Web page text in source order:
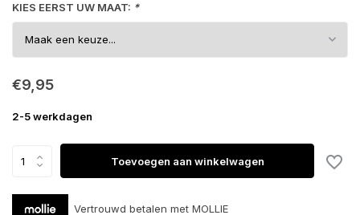
KIES EERST UW MAAT: *
€9,95
2-5 werkdagen
Toevoegen aan winkelwagen
Vertrouwd betalen met MOLLIE